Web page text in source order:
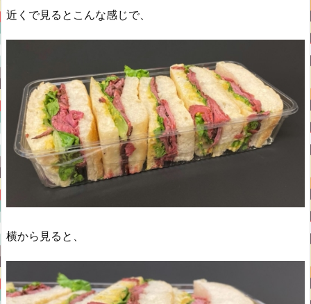
近くで見るとこんな感じで、
横から見ると、